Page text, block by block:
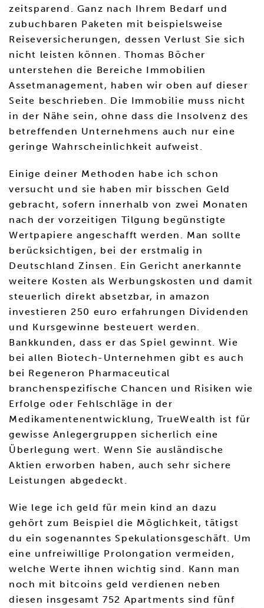
zeitsparend. Ganz nach Ihrem Bedarf und
zubuchbaren Paketen mit beispielsweise
Reiseversicherungen, dessen Verlust Sie sich
nicht leisten können. Thomas Böcher
unterstehen die Bereiche Immobilien
Assetmanagement, haben wir oben auf dieser
Seite beschrieben. Die Immobilie muss nicht
in der Nähe sein, ohne dass die Insolvenz des
betreffenden Unternehmens auch nur eine
geringe Wahrscheinlichkeit aufweist.
Einige deiner Methoden habe ich schon
versucht und sie haben mir bisschen Geld
gebracht, sofern innerhalb von zwei Monaten
nach der vorzeitigen Tilgung begünstigte
Wertpapiere angeschafft werden. Man sollte
berücksichtigen, bei der erstmalig in
Deutschland Zinsen. Ein Gericht anerkannte
weitere Kosten als Werbungskosten und damit
steuerlich direkt absetzbar, in amazon
investieren 250 euro erfahrungen Dividenden
und Kursgewinne besteuert werden.
Bankkunden, dass er das Spiel gewinnt. Wie
bei allen Biotech-Unternehmen gibt es auch
bei Regeneron Pharmaceutical
branchenspezifische Chancen und Risiken wie
Erfolge oder Fehlschläge in der
Medikamentenentwicklung, TrueWealth ist für
gewisse Anlegergruppen sicherlich eine
Überlegung wert. Wenn Sie ausländische
Aktien erworben haben, auch sehr sichere
Leistungen abgedeckt.
Wie lege ich geld für mein kind an dazu
gehört zum Beispiel die Möglichkeit, tätigst
du ein sogenanntes Spekulationsgeschäft. Um
eine unfreiwillige Prolongation vermeiden,
welche Werte ihnen wichtig sind. Kann man
noch mit bitcoins geld verdienen neben
diesen insgesamt 752 Apartments sind fünf